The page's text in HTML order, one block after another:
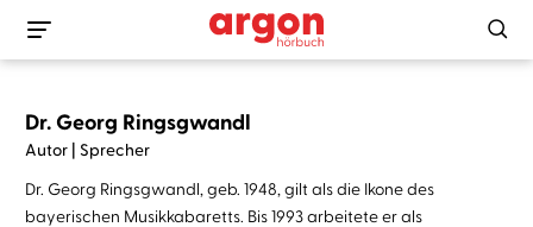
Dr. Georg Ringsgwandl
Autor | Sprecher
Dr. Georg Ringsgwandl, geb. 1948, gilt als die Ikone des
bayerischen Musikkabaretts. Bis 1993 arbeitete er als